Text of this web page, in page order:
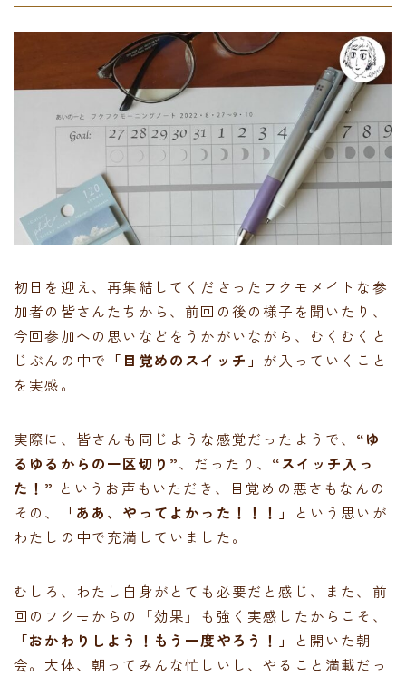
初日を迎え、再集結してくださったフクモメイトな参
加者の皆さんたちから、前回の後の様子を聞いたり、
今回参加への思いなどをうかがいながら、むくむくと
じぶんの中で 「目覚めのスイッチ」 が入っていくこと
を実感。
実際に、皆さんも同じような感覚だったようで、 “ゆ
るゆるからの一区切り”、だったり、 “スイッチ入っ
た！” というお声もいただき、目覚めの悪さもなんの
その、
「ああ、やってよかった！！！」
という思いが
わたしの中で充満していました。
むしろ、わたし自身がとても必要だと感じ、また、前
回のフクモからの「効果」も強く実感したからこそ、
「おかわりしよう！もう一度やろう！」
と開いた朝
会。大体、朝ってみんな忙しいし、やること満載だっ